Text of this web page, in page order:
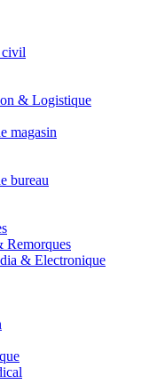
civil
& Logistique
magasin
bureau
Remorques
& Electronique